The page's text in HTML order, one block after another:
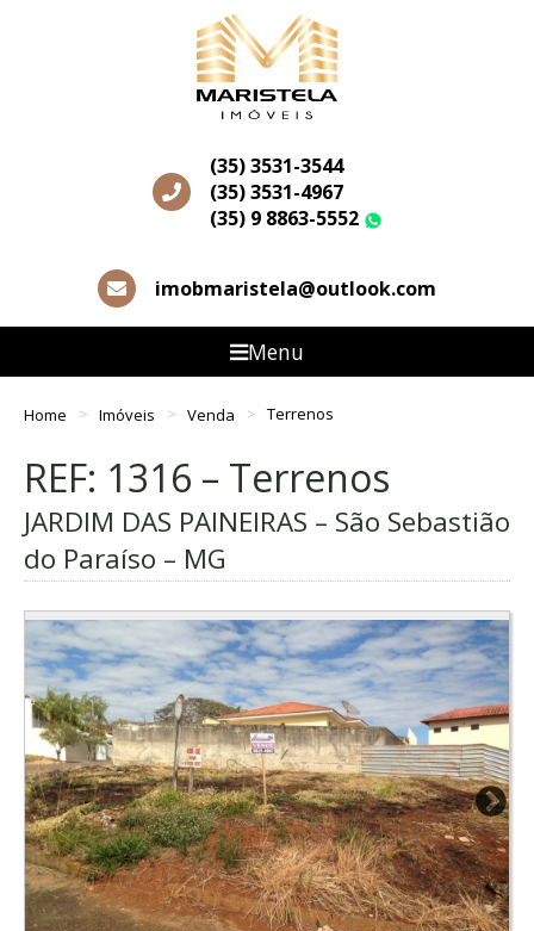
(35) 3531-3544
(35) 3531-4967
(35) 9 8863-5552
imobmaristela@outlook.com
Menu
Home Imóveis Venda Terrenos
REF: 1316 – Terrenos
JARDIM DAS PAINEIRAS – São Sebastião
do Paraíso – MG